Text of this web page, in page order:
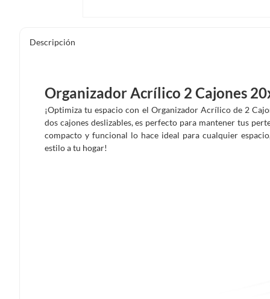
Descripción
Organizador Acrílico 2 Cajones
¡Optimiza tu espacio con el Organizador Acrílico de 2
dos cajones deslizables, es perfecto para mantener tus
compacto y funcional lo hace ideal para cualquier
estilo a tu hogar!